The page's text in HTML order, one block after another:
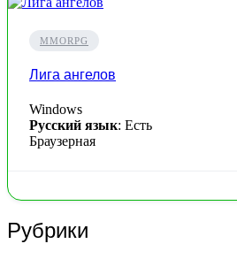
MMORPG
Лига ангелов
Windows
Русский язык: Есть
Браузерная
Рубрики